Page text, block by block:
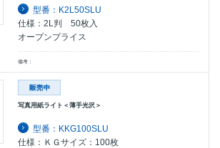
型番：K2L50SLU
仕様：2L判 50枚入
オープンプライス
備考：
写真用紙ライト＜薄手光沢＞
型番：KKG100SLU
仕様：ＫＧサイズ：100枚